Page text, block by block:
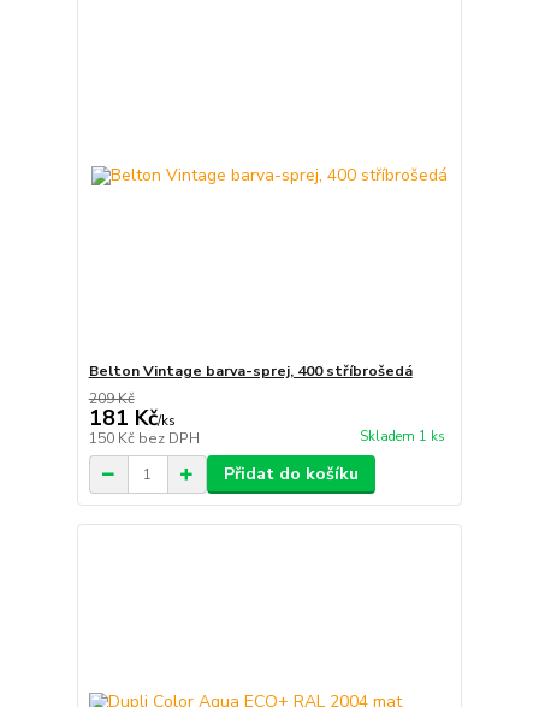
Belton Vintage barva-sprej, 400 stříbrošedá
209 Kč
181 Kč/ks
150 Kč bez DPH Skladem 1 ks
Přidat do košíku